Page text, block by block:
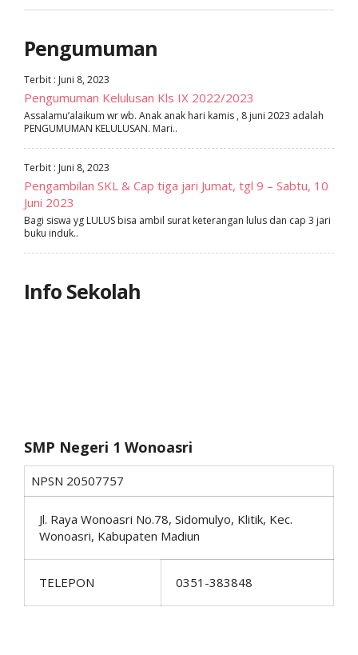
Pengumuman
Terbit : Juni 8, 2023
Pengumuman Kelulusan Kls IX 2022/2023
Assalamu’alaikum wr wb. Anak anak hari kamis , 8 juni 2023 adalah
PENGUMUMAN KELULUSAN. Mari..
Terbit : Juni 8, 2023
Pengambilan SKL & Cap tiga jari Jumat, tgl 9 – Sabtu, 10
Juni 2023
Bagi siswa yg LULUS bisa ambil surat keterangan lulus dan cap 3 jari
buku induk..
Info Sekolah
SMP Negeri 1 Wonoasri
NPSN 20507757
Jl. Raya Wonoasri No.78, Sidomulyo, Klitik, Kec.
Wonoasri, Kabupaten Madiun
TELEPON 0351-383848